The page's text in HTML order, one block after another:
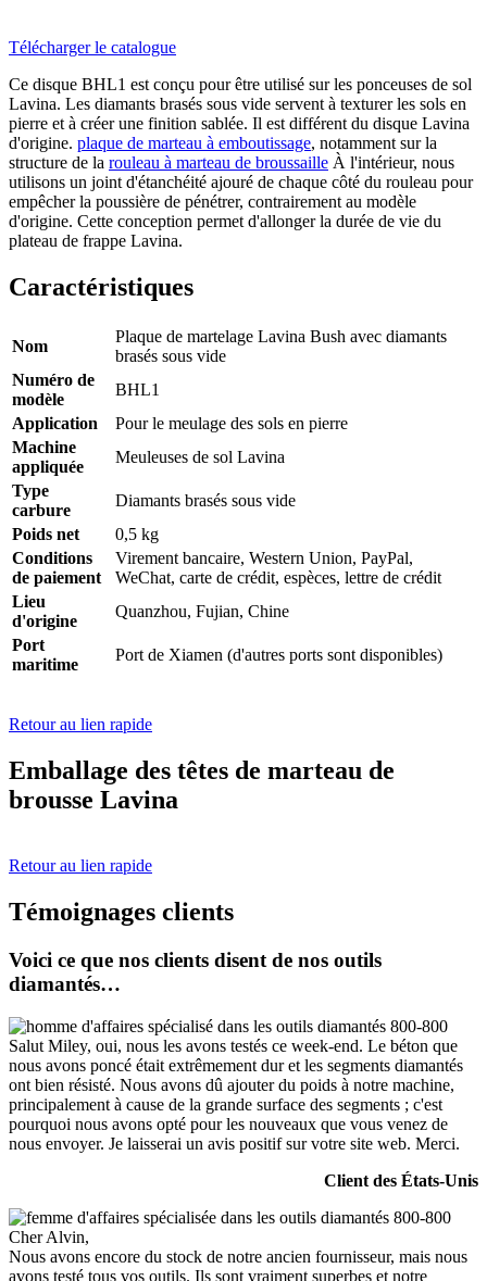
Télécharger le catalogue
Ce disque BHL1 est conçu pour être utilisé sur les ponceuses de sol
Lavina. Les diamants brasés sous vide servent à texturer les sols en
pierre et à créer une finition sablée. Il est différent du disque Lavina
d'origine. plaque de marteau à emboutissage, notamment sur la
structure de la rouleau à marteau de broussaille À l'intérieur, nous
utilisons un joint d'étanchéité ajouré de chaque côté du rouleau pour
empêcher la poussière de pénétrer, contrairement au modèle
d'origine. Cette conception permet d'allonger la durée de vie du
plateau de frappe Lavina.
Caractéristiques
Nom
Plaque de martelage Lavina Bush avec diamants
brasés sous vide
Numéro de
modèle
BHL1
Application
Pour le meulage des sols en pierre
Machine
appliquée
Meuleuses de sol Lavina
Type
carbure
Diamants brasés sous vide
Poids net
0,5 kg
Conditions
de paiement
Virement bancaire, Western Union, PayPal,
WeChat, carte de crédit, espèces, lettre de crédit
Lieu
d'origine
Quanzhou, Fujian, Chine
Port
maritime
Port de Xiamen (d'autres ports sont disponibles)
Retour au lien rapide
Emballage des têtes de marteau de
brousse Lavina
Retour au lien rapide
Témoignages clients
Voici ce que nos clients disent de nos outils
diamantés…
Salut Miley, oui, nous les avons testés ce week-end. Le béton que
nous avons poncé était extrêmement dur et les segments diamantés
ont bien résisté. Nous avons dû ajouter du poids à notre machine,
principalement à cause de la grande surface des segments ; c'est
pourquoi nous avons opté pour les nouveaux que vous venez de
nous envoyer. Je laisserai un avis positif sur votre site web. Merci.
Client des États-Unis
Cher Alvin,
Nous avons encore du stock de notre ancien fournisseur, mais nous
avons testé tous vos outils. Ils sont vraiment superbes et notre